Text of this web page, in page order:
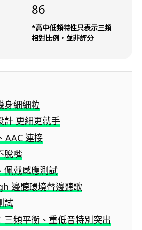
86
*高中低頻特性只表示三頻
相對比例，並非評分
身細細粒
計 更細更就手
AAC 連接
脫嘴
佩戴感應測試
邊聽環境聲邊聽歌
試
三頻平衡、重低音特別突出